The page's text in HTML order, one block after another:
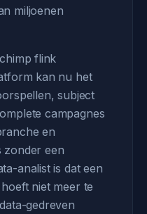
miljoenen
flink
kan nu het
subject
campagnes
en
zonder een
analist is dat een
niet meer te
gedreven